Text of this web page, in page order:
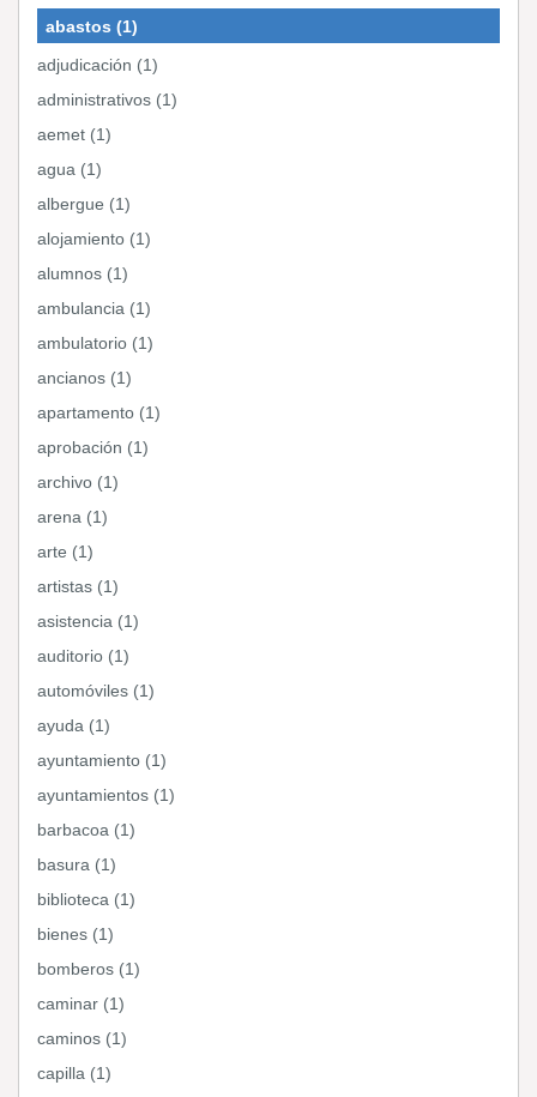
abastos (1)
adjudicación (1)
administrativos (1)
aemet (1)
agua (1)
albergue (1)
alojamiento (1)
alumnos (1)
ambulancia (1)
ambulatorio (1)
ancianos (1)
apartamento (1)
aprobación (1)
archivo (1)
arena (1)
arte (1)
artistas (1)
asistencia (1)
auditorio (1)
automóviles (1)
ayuda (1)
ayuntamiento (1)
ayuntamientos (1)
barbacoa (1)
basura (1)
biblioteca (1)
bienes (1)
bomberos (1)
caminar (1)
caminos (1)
capilla (1)